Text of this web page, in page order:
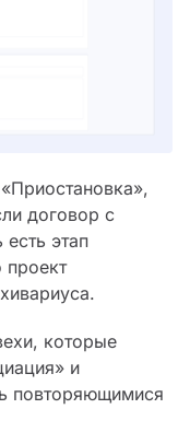
договор с
этап
проект
которые
и
повторяющимися